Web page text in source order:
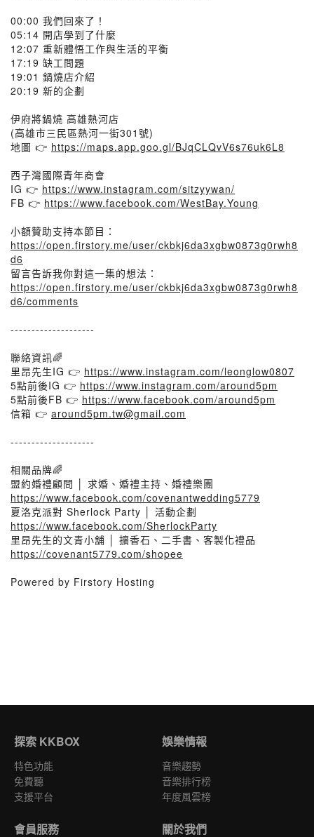
00:00 我們回來了！
05:14 開店學到了什麼
12:07 重新體悟工作與生活的平衡
17:19 缺工問題
19:01 鍋燒店介紹
20:19 新的企劃
伊府將鍋燒 高雄熱河店
(高雄市三民區熱河一街301號)
地圖 👉 https://maps.app.goo.gl/BJqCLQvV6s76uk6L8
西子灣國際青年商會
IG 👉 https://www.instagram.com/sitzyywan/
FB 👉 https://www.facebook.com/WestBay.Young
小額贊助支持本節目：
https://open.firstory.me/user/ckbkj6da3xgbw0873g0rwh8
d6
留言告訴我你對這一集的想法：
https://open.firstory.me/user/ckbkj6da3xgbw0873g0rwh8
d6/comments
--------------------
聯絡資訊🌈
里昂先生IG 👉 https://www.instagram.com/leonglow0807
5點前後IG 👉 https://www.instagram.com/around5pm
5點前後FB 👉 https://www.facebook.com/around5pm
信箱 👉 around5pm.tw@gmail.com
--------------------
相關品牌🌈
盟約婚禮顧問 │ 求婚、婚禮主持、婚禮樂團
https://www.facebook.com/covenantwedding5779
夏洛克派對 Sherlock Party │ 活動企劃
https://www.facebook.com/SherlockParty
里昂先生的文青小舖 │ 擴香石、二手書、客製化禮品
https://covenant5779.com/shopee
Powered by Firstory Hosting
探索 KKBOX
特色功能
免費聽
支援平台
娛樂情報
音樂趨勢
音樂排行榜
年度風雲榜
會員服務 關於我們